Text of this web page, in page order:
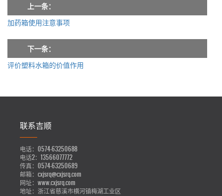
上一条：
加药箱使用注意事项
下一条：
评价塑料水箱的价值作用
联系吉顺
电话： 0574-63250688
电话2： 13566077772
传真： 0574-63250689
邮箱： cxjsrq@cxjsrq.com
网址： www.cxjsrq.com
地址： 浙江省慈溪市横河镇梅湖工业区